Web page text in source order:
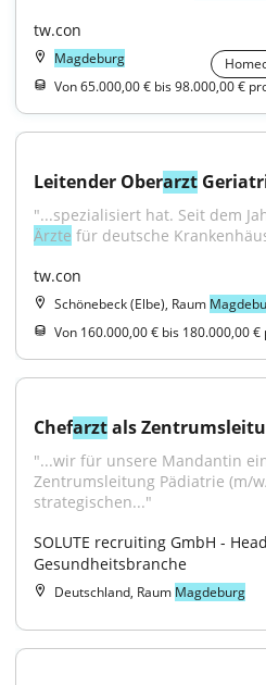
tw.con
Magdeburg
Von 65.000,00 € bis 98.000,00 €
Leitender Oberarzt
Ärzte für deutsche
tw.con
Schönebeck (Elbe), Raum
Von 160.000,00 € bis 180.000,00 €
Chefarzt als
"...wir für unsere Mandantin
Zentrumsleitung Pädiatrie (m/
strategischen..."
SOLUTE recruiting GmbH -
Gesundheitsbranche
Deutschland, Raum Magdeburg